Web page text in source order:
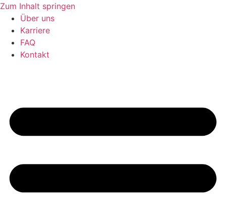
Zum Inhalt springen
Über uns
Karriere
FAQ
Kontakt